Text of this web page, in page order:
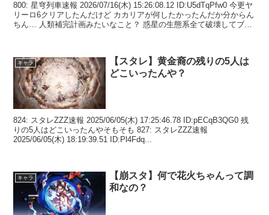
800: 星穹列車速報 2026/07/16(木) 15:26:08.12 ID:U5dTqPfw0 今更ヤ
リーロ6クリアしたんだけど カカリアが何したかったんだか分からん
ちん… 人類補完計画みたいなこと？ 惑星の生態系全て破壊してブロ
キャラ
【スタレ】黄金裔の残りの5人は
どこいったんや？
824: スタレZZZ速報 2025/06/05(木) 17:25:46.78 ID:pECqB3QG0 残
りの5人はどこいったんやそもそも 827: スタレZZZ速報
2025/06/05(木) 18:19:39.51 ID:Pl4Fdq...
キャラ
【崩スタ】何で花火ちゃんって調
和なの？